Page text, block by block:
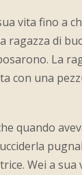
vita fino a
ragazza di
La
con una
quando
Wei a sua